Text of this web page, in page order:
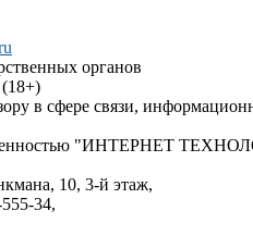
органов
в сфере связи,
"ИНТЕРНЕТ
10, 3-й этаж,
34,